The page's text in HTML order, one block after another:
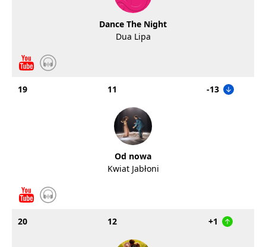
Dance The Night
Dua Lipa
19 11 -13
Od nowa
Kwiat Jabłoni
20 12 +1